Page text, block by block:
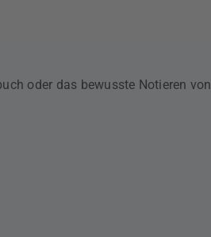
oder das bewusste Notieren von